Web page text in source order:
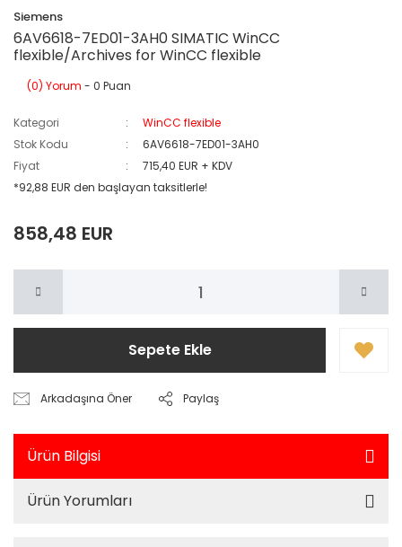
Siemens
6AV6618-7ED01-3AH0 SIMATIC WinCC
flexible/Archives for WinCC flexible
(0) Yorum - 0 Puan
Kategori
WinCC flexible
Stok Kodu
6AV6618-7ED01-3AH0
Fiyat
715,40 EUR + KDV
*92,88 EUR den başlayan taksitlerle!
858,48 EUR
Sepete Ekle
Arkadaşına Öner Paylaş
Ürün Bilgisi
Ürün Yorumları